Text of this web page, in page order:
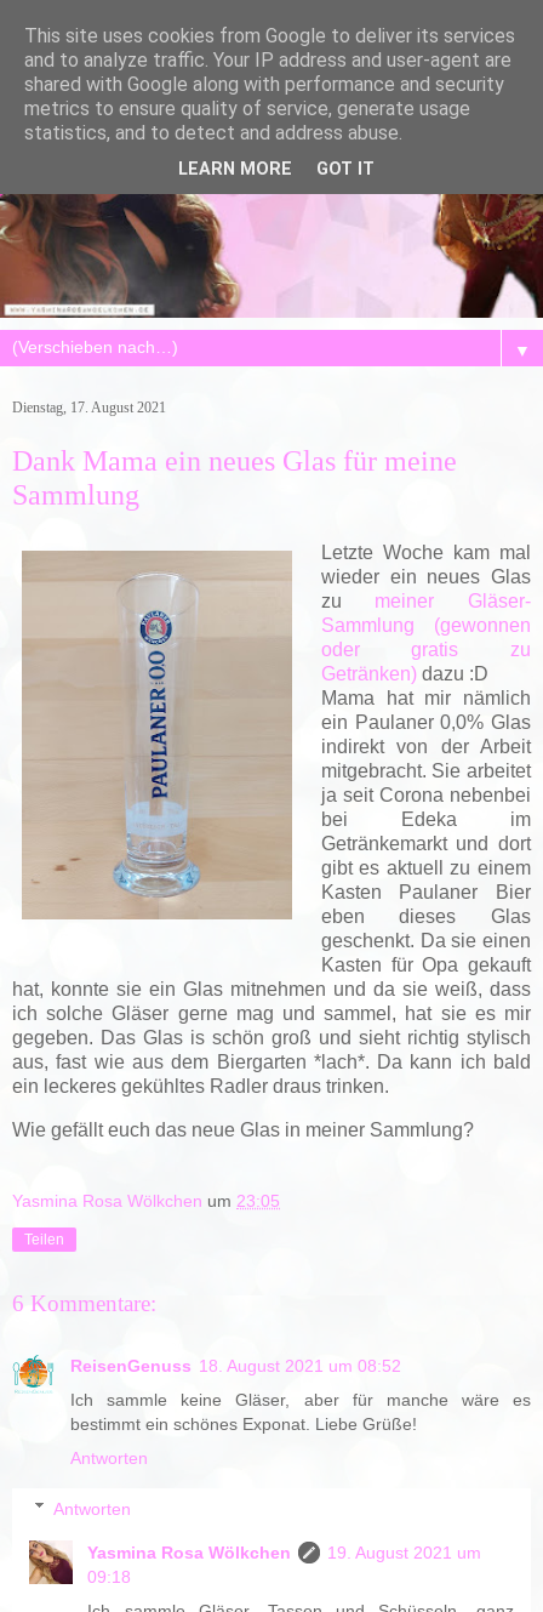
▼
Dienstag, 17. August 2021
Dank Mama ein neues Glas für meine
Sammlung
Letzte Woche kam mal
wieder ein neues Glas
zu meiner Gläser-
Sammlung (gewonnen
oder gratis zu
Getränken)dazu :D
Mama hat mir nämlich
ein Paulaner 0,0% Glas
indirekt von der Arbeit
mitgebracht. Sie arbeitet
ja seit Corona nebenbei
bei Edeka im
Getränkemarkt und dort
gibt es aktuell zu einem
Kasten Paulaner Bier
eben dieses Glas
geschenkt. Da sie einen
Kasten für Opa gekauft
hat, konnte sie ein Glas mitnehmen und da sie weiß, dass
ich solche Gläser gerne mag und sammel, hat sie es mir
gegeben. Das Glas is schön groß und sieht richtig stylisch
aus, fast wie aus dem Biergarten *lach*. Da kann ich bald
ein leckeres gekühltes Radler draus trinken.
Wie gefällt euch das neue Glas in meiner Sammlung?
Yasmina Rosa Wölkchen um 23:05
Teilen
6 Kommentare:
ReisenGenuss 18. August 2021 um 08:52
Ich sammle keine Gläser, aber für manche wäre es
bestimmt ein schönes Exponat. Liebe Grüße!
Antworten
Antworten
Yasmina Rosa Wölkchen
19. August 2021 um
09:18
This site uses cookies from Google to deliver its services
and to analyze traffic. Your IP address and user-agent are
shared with Google along with performance and security
metrics to ensure quality of service, generate usage
statistics, and to detect and address abuse.
LEARN MORE GOT IT